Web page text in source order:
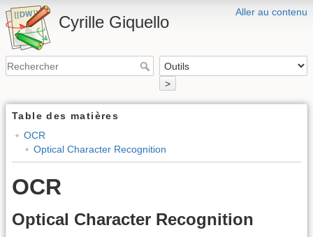
Aller au contenu
Cyrille Giquello
>
Table des matières
OCR
Optical Character Recognition
OCR
Optical Character Recognition